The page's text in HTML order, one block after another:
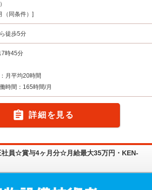
同条件）
徒歩5分
時45分
月平均20時間
時間：165時間/月
 詳細を見る
社員☆賞与4ヶ月分☆月給最大35万円・KEN-